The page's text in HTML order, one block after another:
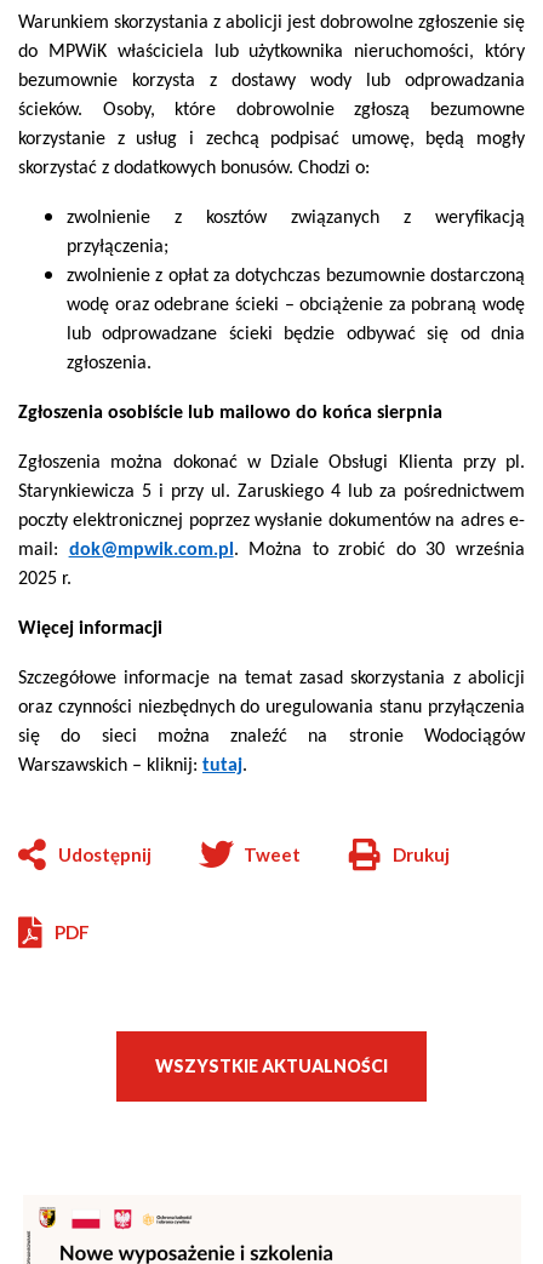
Warunkiem skorzystania z abolicji jest dobrowolne zgłoszenie się
do MPWiK właściciela lub użytkownika nieruchomości, który
bezumownie korzysta z dostawy wody lub odprowadzania
ścieków. Osoby, które dobrowolnie zgłoszą bezumowne
korzystanie z usług i zechcą podpisać umowę, będą mogły
skorzystać z dodatkowych bonusów. Chodzi o:
zwolnienie z kosztów związanych z weryfikacją
przyłączenia;
zwolnienie z opłat za dotychczas bezumownie dostarczoną
wodę oraz odebrane ścieki – obciążenie za pobraną wodę
lub odprowadzane ścieki będzie odbywać się od dnia
zgłoszenia.
Zgłoszenia osobiście lub mailowo do końca sierpnia
Zgłoszenia można dokonać w Dziale Obsługi Klienta przy pl.
Starynkiewicza 5 i przy ul. Zaruskiego 4 lub za pośrednictwem
poczty elektronicznej poprzez wysłanie dokumentów na adres e-
mail: dok@mpwik.com.pl . Można to zrobić do 30 września
2025 r.
Więcej informacji
Szczegółowe informacje na temat zasad skorzystania z abolicji
oraz czynności niezbędnych do uregulowania stanu przyłączenia
się do sieci można znaleźć na stronie Wodociągów
Warszawskich – kliknij: tutaj.
Udostępnij Tweet
Will
Drukuj
PDF
WSZYSTKIE AKTUALNOŚCI